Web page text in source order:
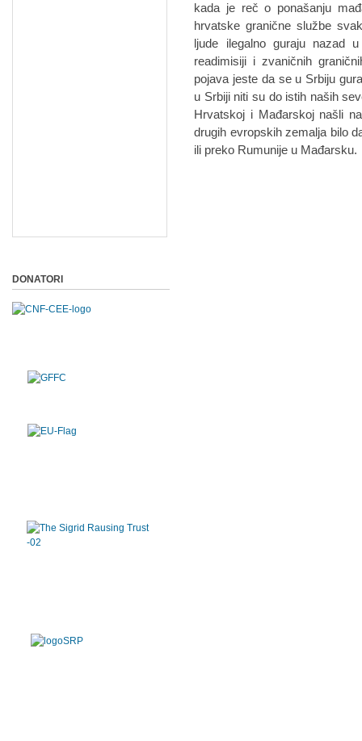
kada je reč o ponašanju
hrvatske granične službe
ljude ilegalno guraju nazad
readimisiji i zvaničnih
pojava jeste da se u Srbiju
u Srbiji niti su do istih naših
Hrvatskoj i Mađarskoj našli
drugih evropskih zemalja bilo
ili preko Rumunije u Mađarsku.
DONATORI